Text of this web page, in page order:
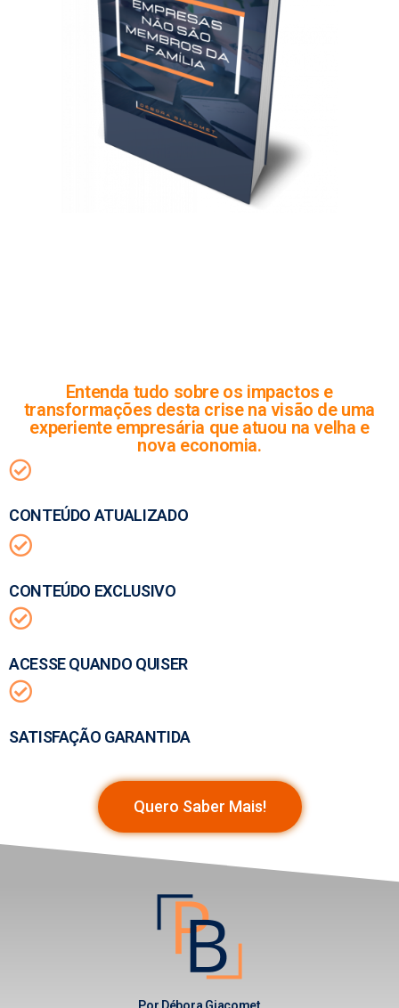
Entenda tudo sobre os impactos e
transformações desta crise na visão de uma
experiente empresária que atuou na velha e
nova economia.
CONTEÚDO ATUALIZADO
CONTEÚDO EXCLUSIVO
ACESSE QUANDO QUISER
SATISFAÇÃO GARANTIDA
Quero Saber Mais!